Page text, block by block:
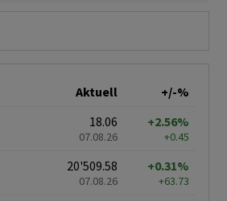
Aktuell
+/-%
18.06
07.08.26
+2.56%
+0.45
20'509.58
07.08.26
+0.31%
+63.73